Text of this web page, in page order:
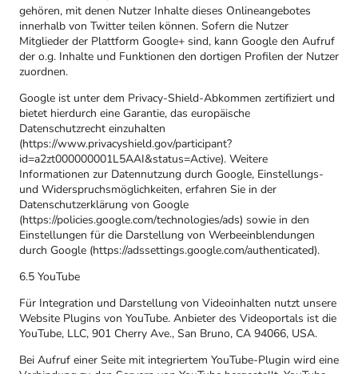
gehören, mit denen Nutzer Inhalte dieses Onlineangebotes
innerhalb von Twitter teilen können. Sofern die Nutzer
Mitglieder der Plattform Google+ sind, kann Google den Aufruf
der o.g. Inhalte und Funktionen den dortigen Profilen der Nutzer
zuordnen.
Google ist unter dem Privacy-Shield-Abkommen zertifiziert und
bietet hierdurch eine Garantie, das europäische
Datenschutzrecht einzuhalten
(https://www.privacyshield.gov/participant?
id=a2zt000000001L5AAI&status=Active). Weitere
Informationen zur Datennutzung durch Google, Einstellungs-
und Widerspruchsmöglichkeiten, erfahren Sie in der
Datenschutzerklärung von Google
(https://policies.google.com/technologies/ads) sowie in den
Einstellungen für die Darstellung von Werbeeinblendungen
durch Google (https://adssettings.google.com/authenticated).
6.5 YouTube
Für Integration und Darstellung von Videoinhalten nutzt unsere
Website Plugins von YouTube. Anbieter des Videoportals ist die
YouTube, LLC, 901 Cherry Ave., San Bruno, CA 94066, USA.
Bei Aufruf einer Seite mit integriertem YouTube-Plugin wird eine